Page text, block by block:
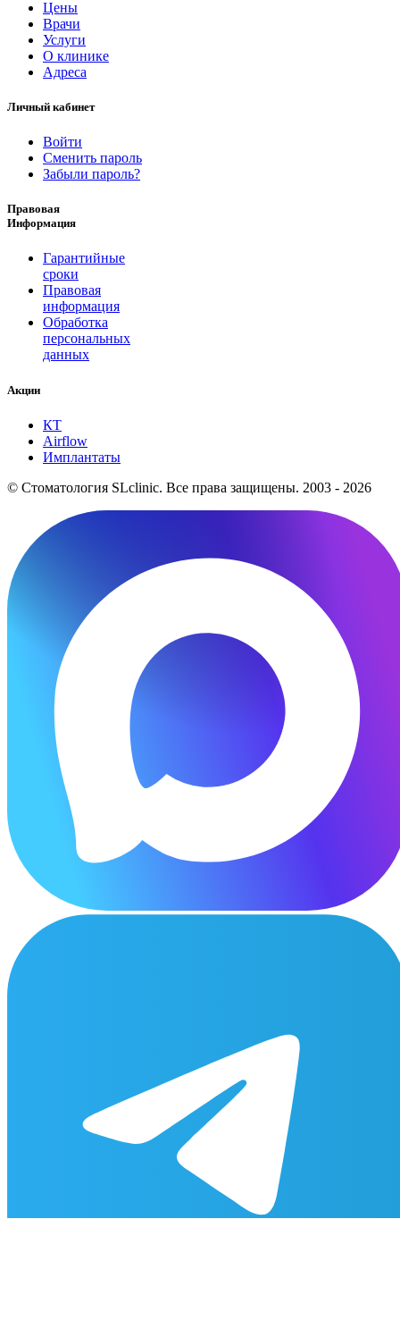
Цены
Врачи
Услуги
О клинике
Адреса
Личный кабинет
Войти
Сменить пароль
Забыли пароль?
Правовая
Информация
Гарантийные
сроки
Правовая
информация
Обработка
персональных
данных
Акции
КТ
Airflow
Имплантаты
© Стоматология SLclinic. Все права защищены. 2003 - 2026